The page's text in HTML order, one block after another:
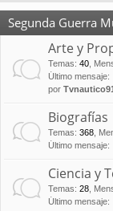
Segunda Guerra
Arte y
Temas: 40
Último mensaje:
por
Biografías
Temas: 368
Último mensaje:
Ciencia y
Temas: 28
Último mensaje: